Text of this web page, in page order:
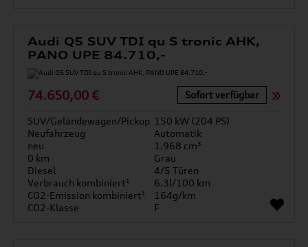
Audi Q5 SUV TDI qu S tronic AHK,
PANO UPE 84.710,-
74.650,00 € Sofort verfügbar
SUV/Geländewagen/Pickup 150 kW (204 PS)
Neufahrzeug
Automatik
neu
1.968 cm³
0 km
Grau
Diesel
4/5 Türen
Verbrauch kombiniert¹
6.3l/100 km
CO2-Emission kombiniert¹
164g/km
CO2-Klasse
F